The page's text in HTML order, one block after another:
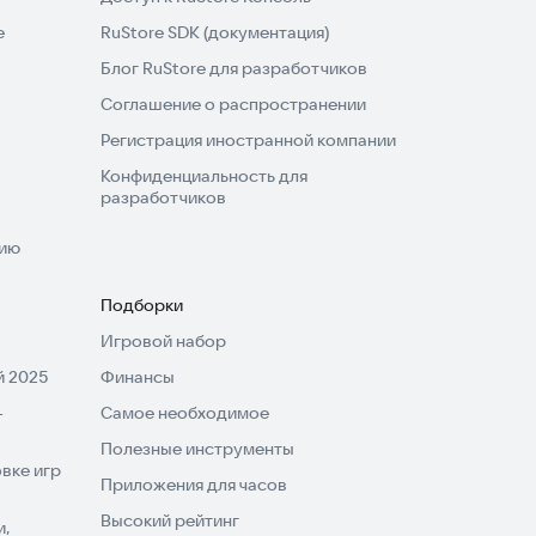
RuStore SDK (документация)
Блог RuStore для разработчиков
Соглашение о распространении
Регистрация иностранной компании
Конфиденциальность для
разработчиков
2025
игр
Подборки
Игровой набор
Финансы
Самое необходимое
Полезные инструменты
Приложения для часов
Высокий рейтинг